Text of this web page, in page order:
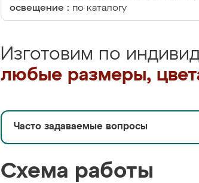
освещение : по каталогу
Изготовим по
любые размеры,
Часто задаваемые вопросы
Схема работы